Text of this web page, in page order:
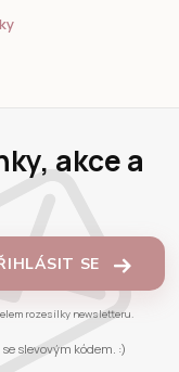
akce a
SE
rozesílky newsletteru.
slevovým kódem. :)